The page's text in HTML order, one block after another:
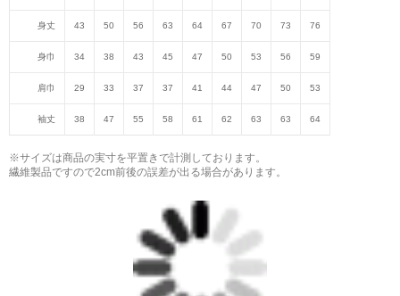
日本語版: https://amzn.asia/d/hMo8oB0
-Comics Style Version.
挿画&グッズカタログ <デザイン画集:BEST版>
＜著者/絵本:挿画作成＞ 凛々風 猛 -リリカゼタケル
日本語版: https://amzn.asia/d/gPVyU1t
＿＿＿＿＿＿＿＿＿＿＿＿＿＿＿＿＿＿＿＿＿＿
▶︎SUZURI https://suzuri.jp/ririkazetakeru
▶︎UP-T up-t.jp/creator/66b9c067ae64e
身丈 43 50 56 63 64 67 70 73 76
身巾 34 38 43 45 47 50 53 56 59
肩巾 29 33 37 37 41 44 47 50 53
袖丈 38 47 55 58 61 62 63 63 64
※サイズは商品の実寸を平置きで計測しております。
繊維製品ですので2cm前後の誤差が出る場合があります。